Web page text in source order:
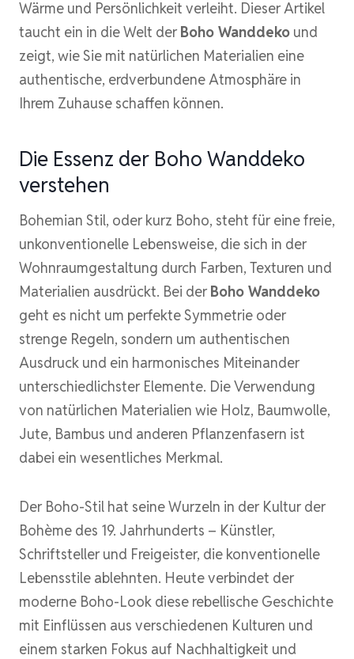
Wärme und Persönlichkeit verleiht. Dieser Artikel
taucht ein in die Welt derBoho Wanddeko und
zeigt, wie Sie mit natürlichen Materialien eine
authentische, erdverbundene Atmosphäre in
Ihrem Zuhause schaffen können.
Die Essenz der Boho Wanddeko
verstehen
Bohemian Stil, oder kurz Boho, steht für eine freie,
unkonventionelle Lebensweise, die sich in der
Wohnraumgestaltung durch Farben, Texturen und
Materialien ausdrückt. Bei derBoho Wanddeko
geht es nicht um perfekte Symmetrie oder
strenge Regeln, sondern um authentischen
Ausdruck und ein harmonisches Miteinander
unterschiedlichster Elemente. Die Verwendung
von natürlichen Materialien wie Holz, Baumwolle,
Jute, Bambus und anderen Pflanzenfasern ist
dabei ein wesentliches Merkmal.
Der Boho-Stil hat seine Wurzeln in der Kultur der
Bohème des 19. Jahrhunderts – Künstler,
Schriftsteller und Freigeister, die konventionelle
Lebensstile ablehnten. Heute verbindet der
moderne Boho-Look diese rebellische Geschichte
mit Einflüssen aus verschiedenen Kulturen und
einem starken Fokus auf Nachhaltigkeit und